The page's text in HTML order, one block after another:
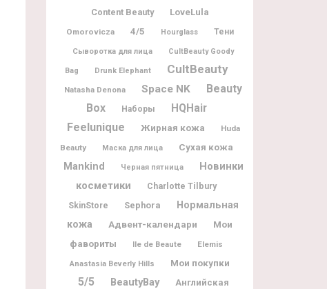
Content Beauty
LoveLula
Omorovicza 4/5 Hourglass Тени
Сыворотка для лица CultBeauty Goody
Bag Drunk Elephant CultBeauty
Natasha Denona Space NK
Beauty
Box
Наборы HQHair
Feelunique Жирная кожа
Huda
Beauty
Маска для лица Сухая кожа
Mankind Черная пятница
Новинки
косметики
Charlotte Tilbury
SkinStore Sephora
Нормальная
кожа
Адвент-календари
Мои
фавориты
Ile de Beaute Elemis
Anastasia Beverly Hills Мои покупки
5/5 BeautyBay
Английская